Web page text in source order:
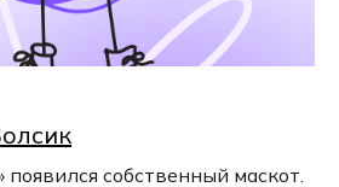
собственный маскот.